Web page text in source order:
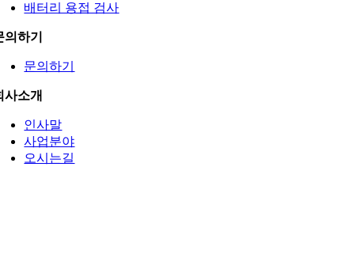
배터리 용접 검사
의하기
문의하기
사소개
인사말
사업분야
오시는길